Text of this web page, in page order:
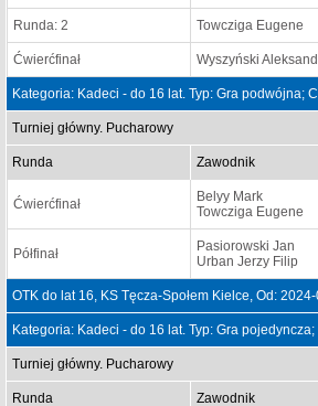
Runda: 2 Towcziga Eugene
Ćwierćfinał Wyszyński
Kategoria: Kadeci - do 16 lat. Typ: Gra podwójna;
Turniej główny. Pucharowy
Runda Zawodnik
Ćwierćfinał
Belyy Mark
Towcziga Eugene
Półfinał
Pasiorowski Jan
Urban Jerzy Filip
OTK do lat 16, KS Tęcza-Społem Kielce, Od:
Kategoria: Kadeci - do 16 lat. Typ: Gra pojedyncza;
Turniej główny. Pucharowy
Runda Zawodnik